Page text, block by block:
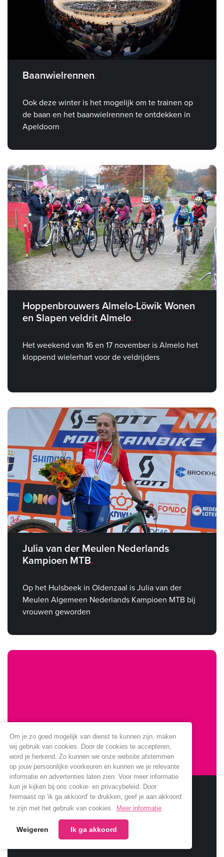
Om je zo goed mogelijk van dienst te kunnen zijn, maken
wij gebruik van cookies. Door de cookies te accepteren,
word je herkend. Zo kunnen we onze website afstemmen
op jouw persoonlijke voorkeuren en kunnen we je relevante
informatie en advertenties laten zien. Voor meer informatie
kun je kijken bij ons cookie- en privacybeleid. Door
hiernaast op 'ik ga akkoord' te drukken, geef je aan akkoord
te zijn met het gebruik van cookies.
Meer informatie
Weigeren Ik ga akkoord
Baanwielrennen
Ook deze winter is het mogelijk om te trainen op
de baan en het baanwielrennen te ontdekken in
Apeldoorn
Hoppenbrouwers Almelo-Löwik Wonen
en Slapen veldrit Almelo
Het weekend van 16 en 17 november is Almelo het
kloppend wielerhart voor de veldrijders
Julia van der Meulen Nederlands
Kampioen MTB
Op het Hulsbeek in Oldenzaal is Julia van der
Meulen Algemeen Nederlands Kampioen MTB bij
vrouwen geworden
Sponsoring Jumbo verlengt
Jumbo verlengt samenwerking met onze club.